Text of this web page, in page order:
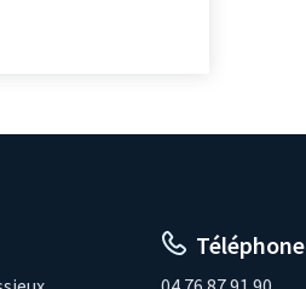
Téléphone